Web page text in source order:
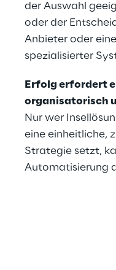
der Auswahl
oder der
Anbieter oder
spezialisierter
Erfolg erfordert
organisatorisch
Nur wer
eine einheitliche,
Strategie setzt,
Automatisierung